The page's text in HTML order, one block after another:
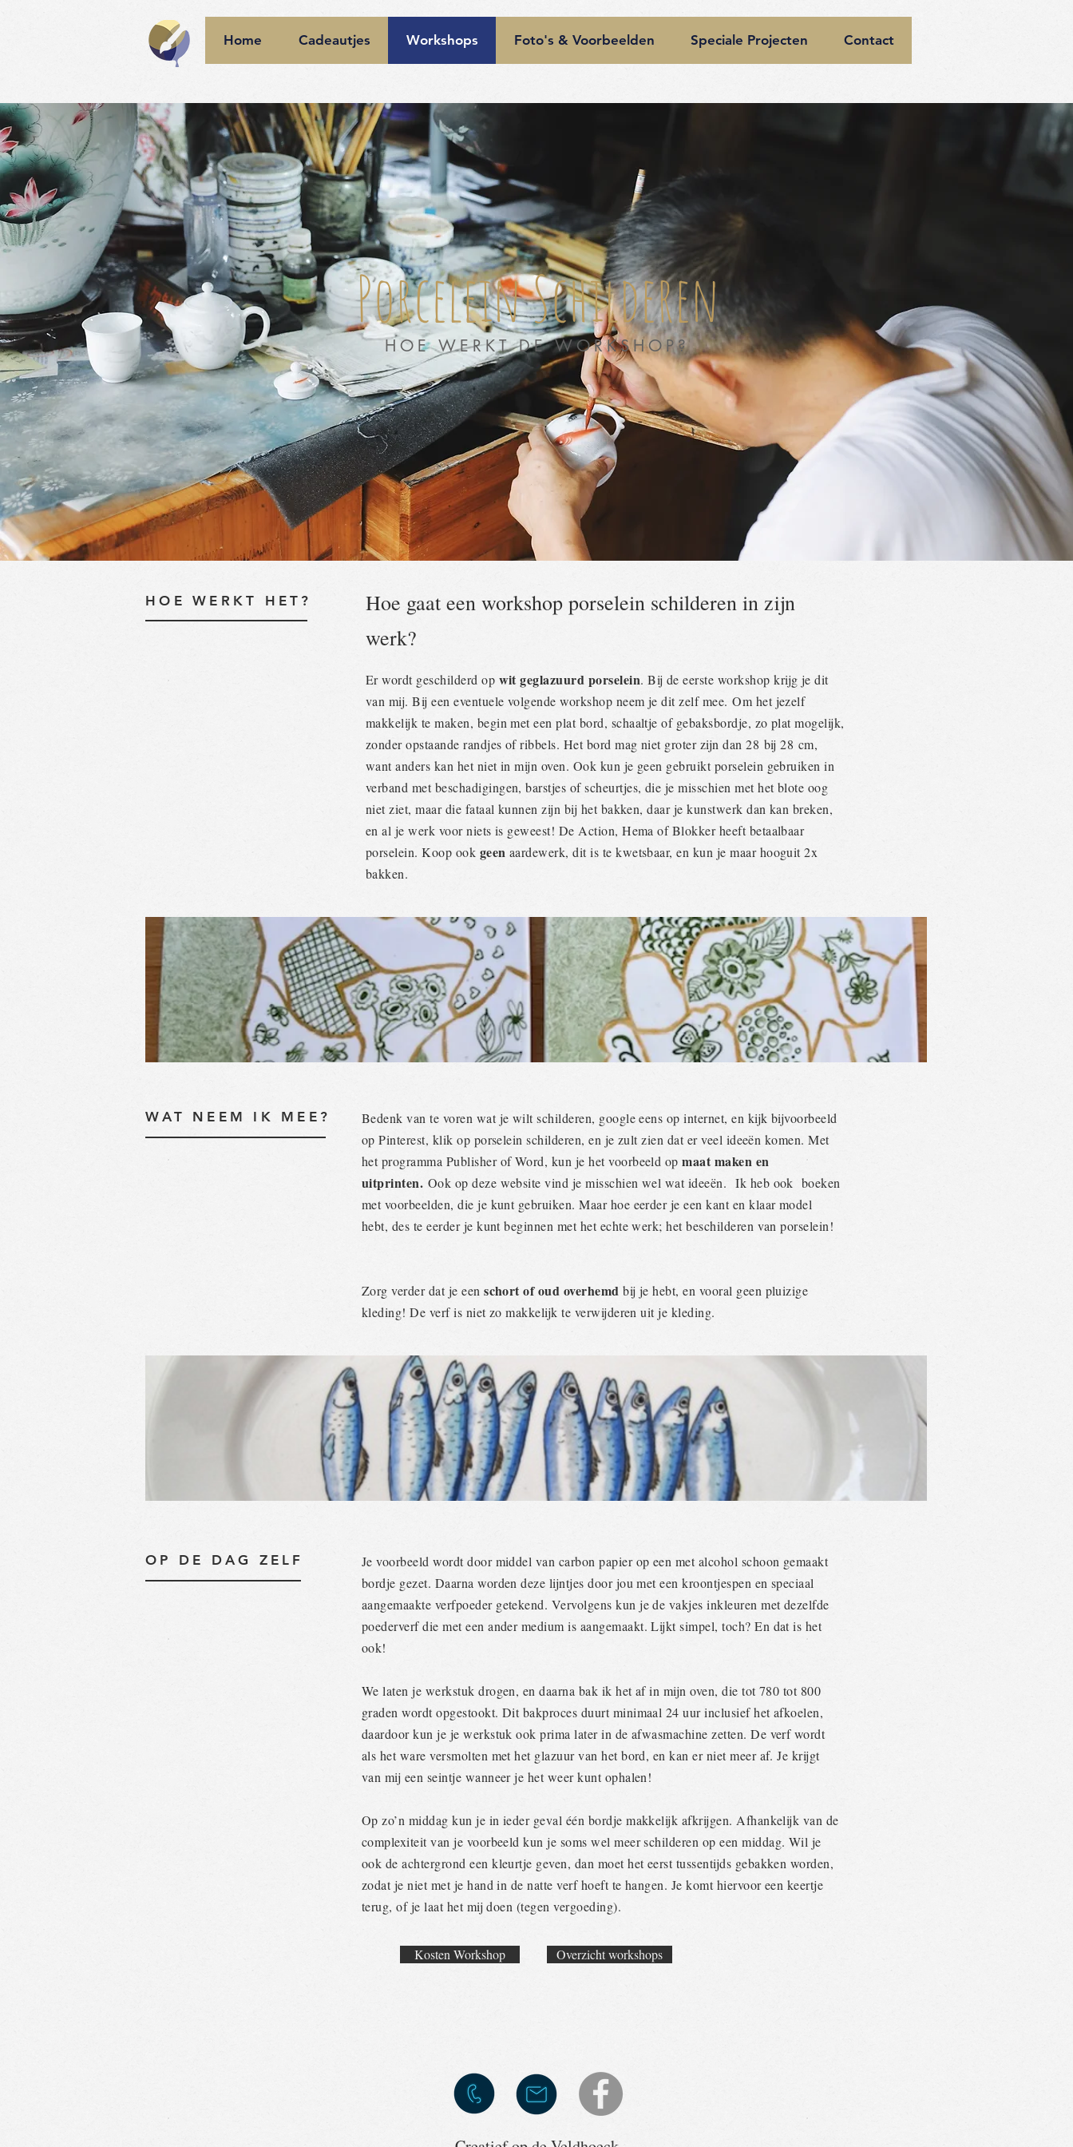
Home Cadeautjes Workshops Foto's & Voorbeelden Speciale Projecten Contact
Porcelein Schilderen
HOE WERKT DE WORKSHOP?
HOE WERKT HET?
Hoe gaat een workshop porselein schilderen in zijn
werk?
Er wordt geschilderd op wit geglazuurd porselein. Bij de eerste workshop krijg je dit
van mij. Bij een eventuele volgende workshop neem je dit zelf mee. Om het jezelf
makkelijk te maken, begin met een plat bord, schaaltje of gebaksbordje, zo plat mogelijk,
zonder opstaande randjes of ribbels. Het bord mag niet groter zijn dan 28 bij 28 cm,
want anders kan het niet in mijn oven. Ook kun je geen gebruikt porselein gebruiken in
verband met beschadigingen, barstjes of scheurtjes, die je misschien met het blote oog
niet ziet, maar die fataal kunnen zijn bij het bakken, daar je kunstwerk dan kan breken,
en al je werk voor niets is geweest! De Action, Hema of Blokker heeft betaalbaar
porselein. Koop ook geenaardewerk, dit is te kwetsbaar, en kun je maar hooguit 2x
bakken.
WAT NEEM IK MEE?
Bedenk van te voren wat je wilt schilderen, google eens op internet, en kijk bijvoorbeeld
op Pinterest, klik op porselein schilderen, en je zult zien dat er veel ideeën komen. Met
het programma Publisher of Word, kun je het voorbeeld opmaat maken en
uitprinten. Ook op deze website vind je misschien wel wat ideeën. Ik heb ook boeken
met voorbeelden, die je kunt gebruiken. Maar hoe eerder je een kant en klaar model
hebt, des te eerder je kunt beginnen met het echte werk; het beschilderen van porselein!
Zorg verder dat je eenschort of oud overhemdbij je hebt, en vooral geen pluizige
kleding! De verf is niet zo makkelijk te verwijderen uit je kleding.
OP DE DAG ZELF
Je voorbeeld wordt door middel van carbon papier op een met alcohol schoon gemaakt
bordje gezet. Daarna worden deze lijntjes door jou met een kroontjespen en speciaal
aangemaakte verfpoeder getekend. Vervolgens kun je de vakjes inkleuren met dezelfde
poederverf die met een ander medium is aangemaakt. Lijkt simpel, toch? En dat is het
ook!
We laten je werkstuk drogen, en daarna bak ik het af in mijn oven, die tot 780 tot 800
graden wordt opgestookt. Dit bakproces duurt minimaal 24 uur inclusief het afkoelen,
daardoor kun je je werkstuk ook prima later in de afwasmachine zetten. De verf wordt
als het ware versmolten met het glazuur van het bord, en kan er niet meer af. Je krijgt
van mij een seintje wanneer je het weer kunt ophalen!
Op zo’n middag kun je in ieder geval één bordje makkelijk afkrijgen. Afhankelijk van de
complexiteit van je voorbeeld kun je soms wel meer schilderen op een middag. Wil je
ook de achtergrond een kleurtje geven, dan moet het eerst tussentijds gebakken worden,
zodat je niet met je hand in de natte verf hoeft te hangen. Je komt hiervoor een keertje
terug, of je laat het mij doen (tegen vergoeding).
Kosten Workshop Overzicht workshops